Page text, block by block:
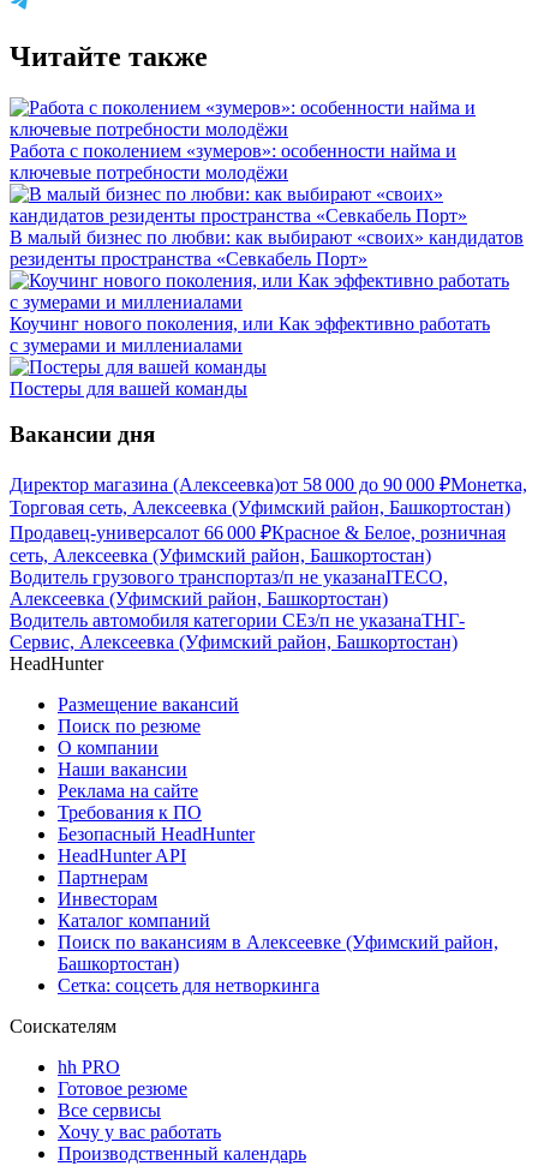
Читайте также
Работа с поколением «зумеров»: особенности найма и
ключевые потребности молодёжи
В малый бизнес по любви: как выбирают «своих» кандидатов
резиденты пространства «Севкабель Порт»
Коучинг нового поколения, или Как эффективно работать
с зумерами и миллениалами
Постеры для вашей команды
Вакансии дня
Директор магазина (Алексеевка)от 58 000 до 90 000 ₽Монетка,
Торговая сеть, Алексеевка (Уфимский район, Башкортостан)
Продавец-универсалот 66 000 ₽Красное & Белое, розничная
сеть, Алексеевка (Уфимский район, Башкортостан)
Водитель грузового транспортаз/п не указанаITECO,
Алексеевка (Уфимский район, Башкортостан)
Водитель автомобиля категории CЕз/п не указанаТНГ-
Сервис, Алексеевка (Уфимский район, Башкортостан)
HeadHunter
Размещение вакансий
Поиск по резюме
О компании
Наши вакансии
Реклама на сайте
Требования к ПО
Безопасный HeadHunter
HeadHunter API
Партнерам
Инвесторам
Каталог компаний
Поиск по вакансиям в Алексеевке (Уфимский район,
Башкортостан)
Сетка: соцсеть для нетворкинга
Соискателям
hh PRO
Готовое резюме
Все сервисы
Хочу у вас работать
Производственный календарь